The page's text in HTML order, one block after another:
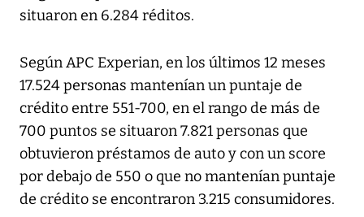
situaron en 6.284 réditos.
Según APC Experian, en los últimos 12 meses
17.524 personas mantenían un puntaje de
crédito entre 551-700, en el rango de más de
700 puntos se situaron 7.821 personas que
obtuvieron préstamos de auto y con un score
por debajo de 550 o que no mantenían puntaje
de crédito se encontraron 3.215 consumidores.